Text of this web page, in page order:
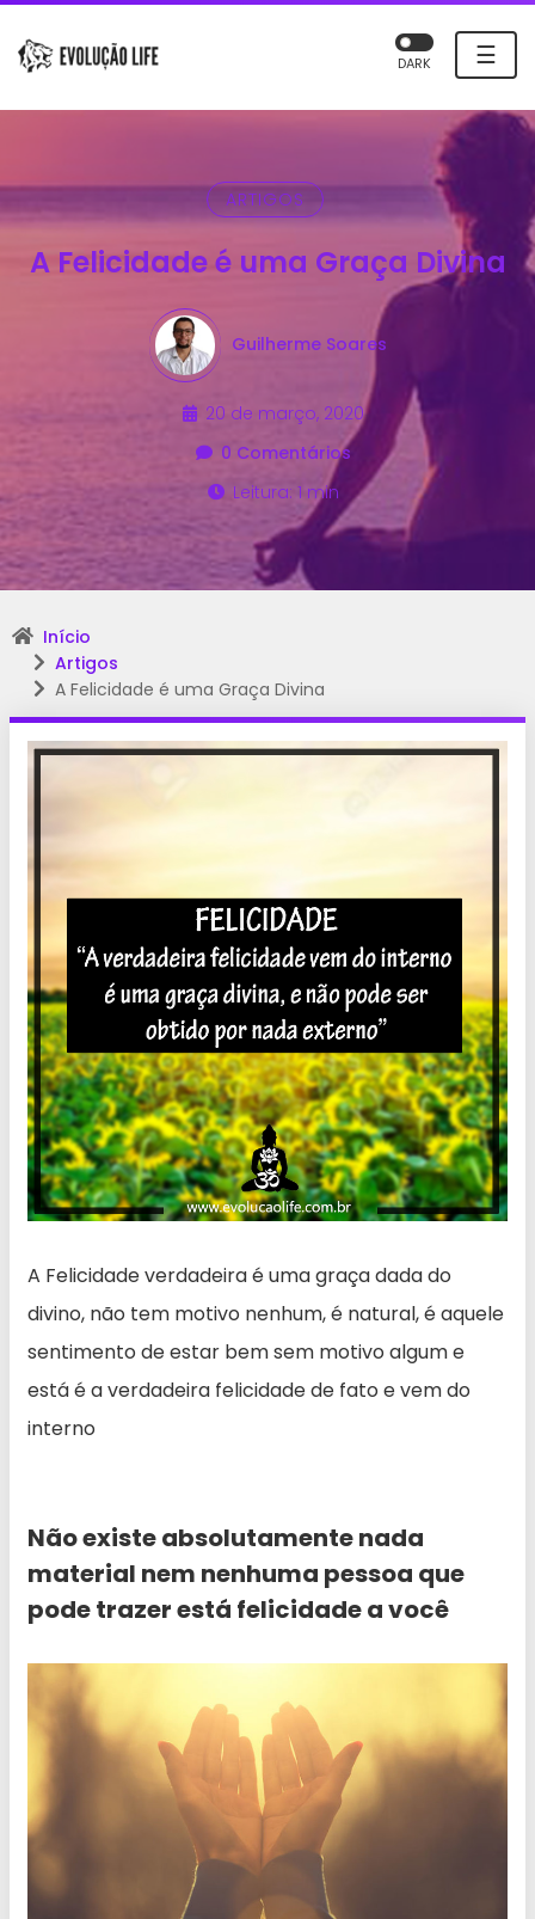
☰
DARK
ARTIGOS
A Felicidade é uma Graça Divina
Guilherme Soares
20 de março, 2020
0 Comentários
Leitura: 1 min
Início
Artigos
A Felicidade é uma Graça Divina
A Felicidade verdadeira é uma graça dada do
divino, não tem motivo nenhum, é natural, é aquele
sentimento de estar bem sem motivo algum e
está é a verdadeira felicidade de fato e vem do
interno
Não existe absolutamente nada
material nem nenhuma pessoa que
pode trazer está felicidade a você